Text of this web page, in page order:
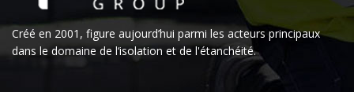
Créé en 2001, figure aujourd’hui parmi les acteurs principaux
dans le domaine de l‘isolation et de l'étanchéité.